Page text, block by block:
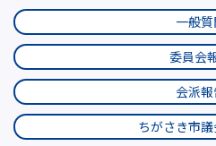
一般
委員会
会派
ちがさき市議